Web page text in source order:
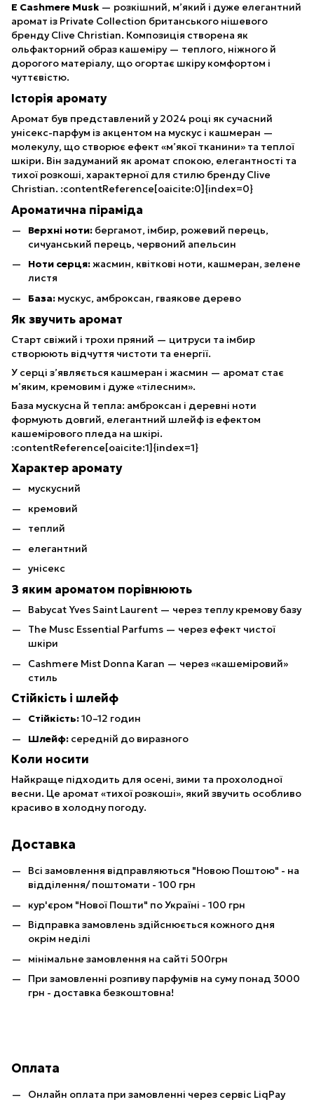
E Cashmere Musk — розкішний, м’який і дуже елегантний
аромат із Private Collection британського нішевого
бренду Clive Christian. Композиція створена як
ольфакторний образ кашеміру — теплого, ніжного й
дорогого матеріалу, що огортає шкіру комфортом і
чуттєвістю.
Історія аромату
Аромат був представлений у 2024 році як сучасний
унісекс-парфум із акцентом на мускус і кашмеран —
молекулу, що створює ефект «м’якої тканини» та теплої
шкіри. Він задуманий як аромат спокою, елегантності та
тихої розкоші, характерної для стилю бренду Clive
Christian. :contentReference[oaicite:0]{index=0}
Ароматична піраміда
Верхні ноти: бергамот, імбир, рожевий перець,
сичуанський перець, червоний апельсин
Ноти серця:жасмин, квіткові ноти, кашмеран, зелене
листя
База: мускус, амброксан, гваякове дерево
Як звучить аромат
Старт свіжий і трохи пряний — цитруси та імбир
створюють відчуття чистоти та енергії.
У серці з’являється кашмеран і жасмин — аромат стає
м’яким, кремовим і дуже «тілесним».
База мускусна й тепла: амброксан і деревні ноти
формують довгий, елегантний шлейф із ефектом
кашемірового пледа на шкірі.
:contentReference[oaicite:1]{index=1}
Характер аромату
мускусний
кремовий
теплий
елегантний
унісекс
З яким ароматом порівнюють
Babycat Yves Saint Laurent — через теплу кремову базу
The Musc Essential Parfums — через ефект чистої
шкіри
Cashmere Mist Donna Karan — через «кашеміровий»
стиль
Стійкість і шлейф
Стійкість:10–12 годин
Шлейф: середній до виразного
Коли носити
Найкраще підходить для осені, зими та прохолодної
весни. Це аромат «тихої розкоші», який звучить особливо
красиво в холодну погоду.
Доставка
Всі замовлення відправляються "Новою Поштою" - на
відділення/ поштомати - 100 грн
кур'єром "Нової Пошти" по Україні - 100 грн
Відправка замовлень здійснюється кожного дня
окрім неділі
мінімальне замовлення на сайті 500грн
При замовленні розпиву парфумів на суму понад 3000
грн - доставка безкоштовна!
Оплата
Онлайн оплата при замовленні через сервіс LiqPay